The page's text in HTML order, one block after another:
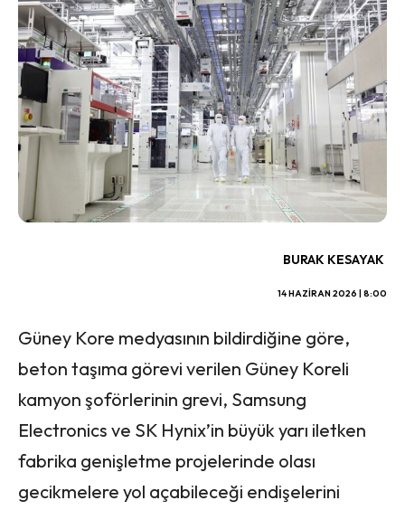
BURAK KESAYAK
14 HAZIRAN 2026 | 8:00
Güney Kore medyasının bildirdiğine göre,
beton taşıma görevi verilen Güney Koreli
kamyon şoförlerinin grevi, Samsung
Electronics ve SK Hynix’in büyük yarı iletken
fabrika genişletme projelerinde olası
gecikmelere yol açabileceği endişelerini